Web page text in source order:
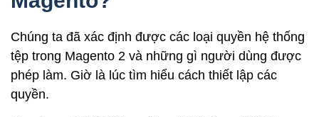
Chúng ta đã xác định được các loại quyền hệ thống
tệp trong Magento 2 và những gì người dùng được
phép làm. Giờ là lúc tìm hiểu cách thiết lập các
quyền.